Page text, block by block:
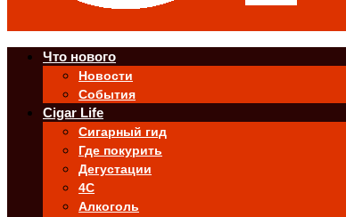
Что нового
Новости
События
Cigar Life
Сигарный гид
Где покурить
Дегустации
4C
Алкоголь